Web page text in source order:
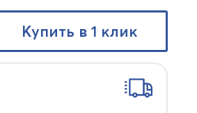
Купить в 1 клик